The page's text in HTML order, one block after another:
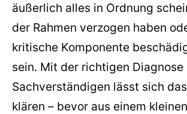
äußerlich alles in Ordnung
der Rahmen verzogen haben
kritische Komponente
sein. Mit der richtigen
Sachverständigen lässt sich
klären – bevor aus einem